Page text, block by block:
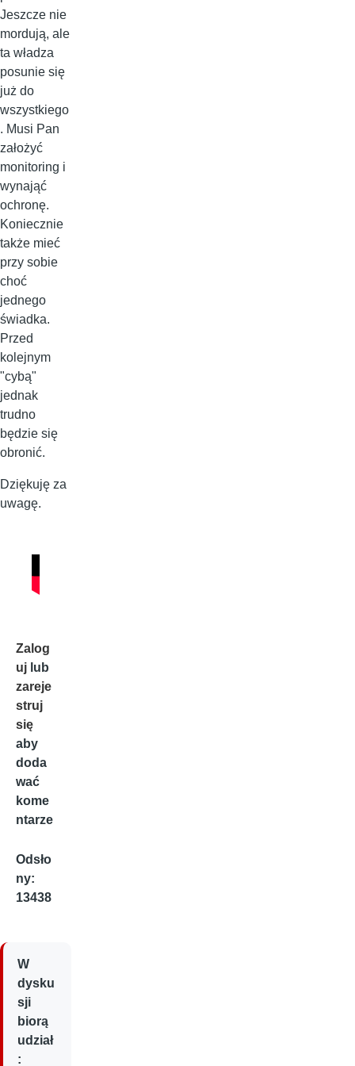
Jeszcze nie
mordują, ale
ta władza
posunie się
już do
wszystkiego
. Musi Pan
założyć
monitoring i
wynająć
ochronę.
Koniecznie
także mieć
przy sobie
choć
jednego
świadka.
Przed
kolejnym
"cybą"
jednak
trudno
będzie się
obronić.
Dziękuję za
uwagę.
Zalog
uj lub
zareje
struj
się
aby
doda
wać
kome
ntarze
Odsło
ny:
13438
W
dysku
sji
biorą
udział
: